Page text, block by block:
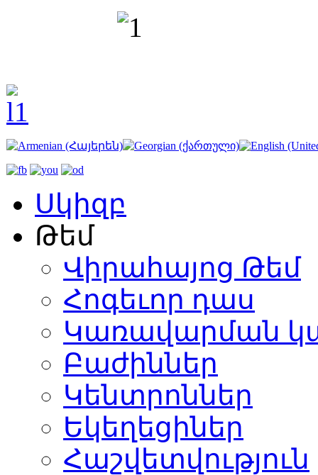
Սկիզբ
Թեմ
Վիրահայոց Թեմ
Հոգեւոր դաս
Կառավարման
Բաժիններ
Կենտրոններ
Եկեղեցիներ
Հաշվետվություն